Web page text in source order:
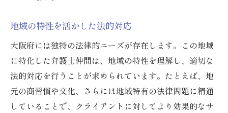
地域の特性を活かした法的対応
大阪府には独特の法律的ニーズが存在します。この地域
に特化した弁護士仲間は、地域の特性を理解し、適切な
法的対応を行うことが求められています。たとえば、地
元の商習慣や文化、さらには地域特有の法律問題に精通
していることで、クライアントに対してより効果的なサ